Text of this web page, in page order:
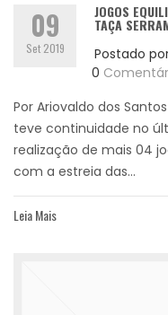
09
Set 2019
JOGOS
TAÇA
Postado
0
Por Ariovaldo dos
teve continuidade no
realização de mais 04
com a estreia das...
Leia Mais